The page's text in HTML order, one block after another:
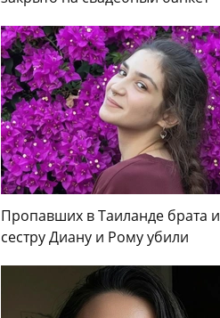
Пропавших в Таиланде брата и
сестру Диану и Рому убили